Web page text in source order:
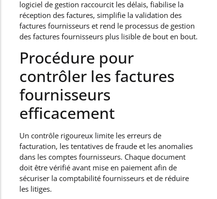
logiciel de gestion raccourcit les délais, fiabilise la
réception des factures, simplifie la validation des
factures fournisseurs et rend le processus de gestion
des factures fournisseurs plus lisible de bout en bout.
Procédure pour
contrôler les factures
fournisseurs
efficacement
Un contrôle rigoureux limite les erreurs de
facturation, les tentatives de fraude et les anomalies
dans les comptes fournisseurs. Chaque document
doit être vérifié avant mise en paiement afin de
sécuriser la comptabilité fournisseurs et de réduire
les litiges.